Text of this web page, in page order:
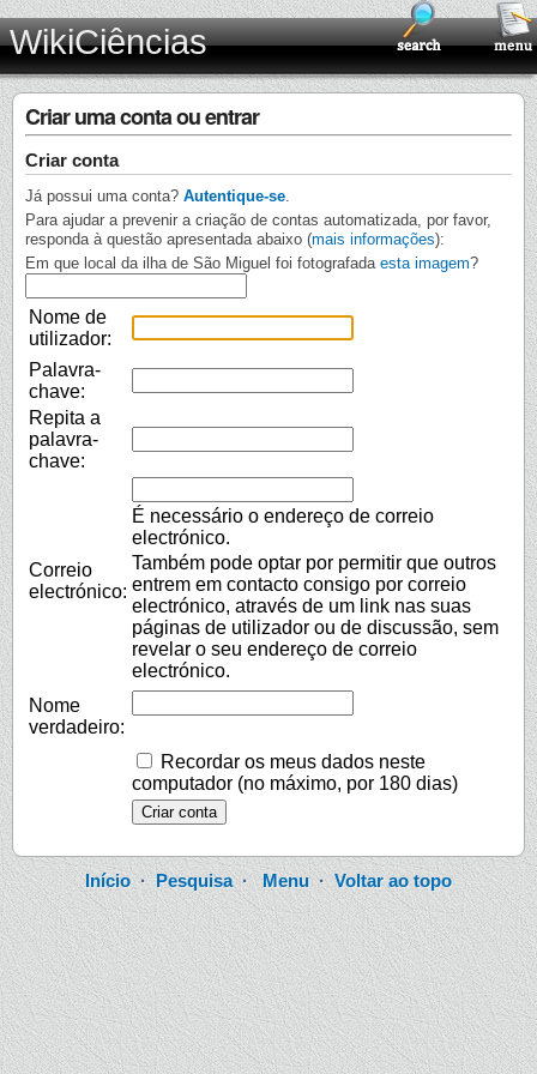
WikiCiências
Criar uma conta ou entrar
Criar conta
Já possui uma conta? Autentique-se
Para ajudar a prevenir a criação de contas automatizada, por favor,
responda à questão apresentada abaixo (mais informações):
Em que local da ilha de São Miguel foi fotografada esta imagem?
Nome de
utilizador:
Palavra-
chave:
Repita a
palavra-
chave:
Correio
electrónico:
É necessário o endereço de correio
electrónico.
Também pode optar por permitir que outros
entrem em contacto consigo por correio
electrónico, através de um link nas suas
páginas de utilizador ou de discussão, sem
revelar o seu endereço de correio
electrónico.
Nome
verdadeiro:
Recordar os meus dados neste
computador (no máximo, por 180 dias)
Início·Pesquisa·Menu·Voltar ao topo